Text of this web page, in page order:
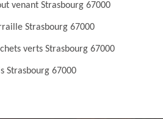
venant Strasbourg 67000
Strasbourg 67000
verts Strasbourg 67000
Strasbourg 67000